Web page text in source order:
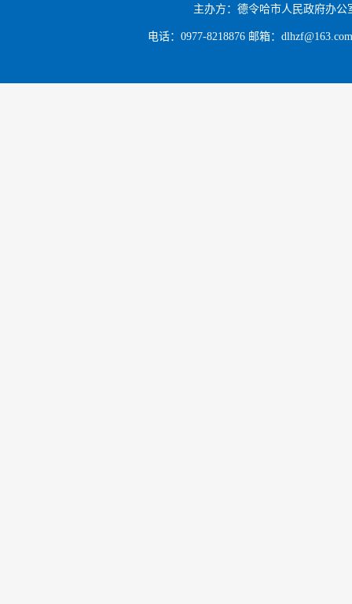
主办方：德令哈市人民政府办
电话：0977-8218876 邮箱：